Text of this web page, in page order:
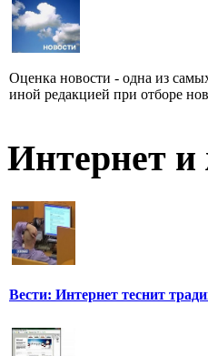
Оценка новости - одна из
иной редакцией при отборе
Интернет и
Вести: Интернет теснит